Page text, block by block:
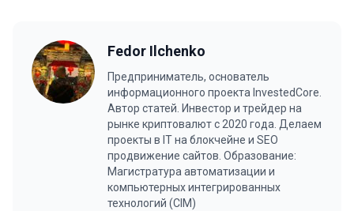
Fedor Ilchenko
Предприниматель, основатель
информационного проекта InvestedCore.
Автор статей. Инвестор и трейдер на
рынке криптовалют с 2020 года. Делаем
проекты в IT на блокчейне и SEO
продвижение сайтов. Образование:
Магистратура автоматизации и
компьютерных интегрированных
технологий (CIM)